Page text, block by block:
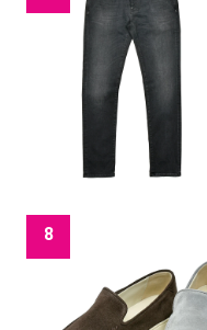
8